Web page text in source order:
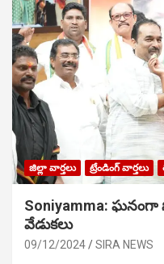
జిల్లా వార్తలు ట్రేండింగ్ వార్తలు
Soniyamma:
వేడుక‌లు
09/12/2024 SIRA NEWS